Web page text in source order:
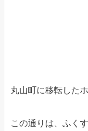
丸山町に移転した
この通りは、ふく